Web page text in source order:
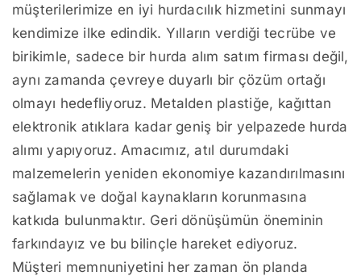
müşterilerimize en iyi hurdacılık hizmetini sunmayı
kendimize ilke edindik. Yılların verdiği tecrübe ve
birikimle, sadece bir hurda alım satım firması değil,
aynı zamanda çevreye duyarlı bir çözüm ortağı
olmayı hedefliyoruz. Metalden plastiğe, kağıttan
elektronik atıklara kadar geniş bir yelpazede hurda
alımı yapıyoruz. Amacımız, atıl durumdaki
malzemelerin yeniden ekonomiye kazandırılmasını
sağlamak ve doğal kaynakların korunmasına
katkıda bulunmaktır. Geri dönüşümün öneminin
farkındayız ve bu bilinçle hareket ediyoruz.
Müşteri memnuniyetini her zaman ön planda